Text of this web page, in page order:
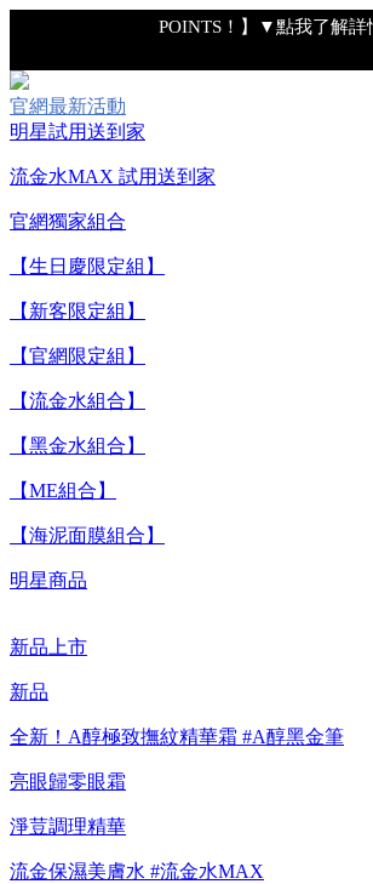
POINTS！】▼點我了解詳
【綁定中信LINE Pay卡享最高6%回饋▼
【重要公告】IPSA 無法驗證非官方通路銷
性，也無法協助此類商品的售
【8/4-8/9 單筆消費滿$3,000現折
【重要公告】IPSA 無法驗證非官方通路銷
官網最新活動
明星試用送到家
流金水MAX 試用送到家
官網獨家組合
【生日慶限定組】
【新客限定組】
【官網限定組】
【流金水組合】
【黑金水組合】
【ME組合】
【海泥面膜組合】
明星商品
新品上市
新品
全新！A醇極致撫紋精華霜 #A醇黑金筆
亮眼歸零眼霜
淨荳調理精華
流金保濕美膚水 #流金水MAX